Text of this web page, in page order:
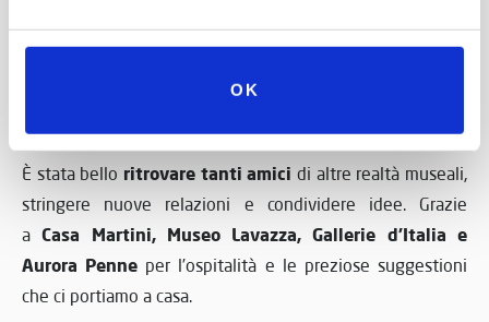
OK
Abbiamo parlato dicultura d’impresaeintelligenza
digitalizzazione del materiale storico che per la
È stata bello ritrovare tanti amici di altre realtà museali,
stringere nuove relazioni e condividere idee. Grazie
aCasa Martini, Museo Lavazza, Gallerie d’Italia e
Aurora Penne per l’ospitalità e le preziose suggestioni
che ci portiamo a casa.